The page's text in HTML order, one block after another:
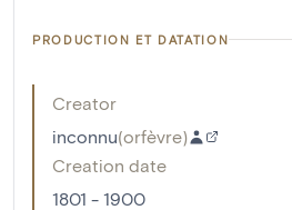
PRODUCTION ET DATATION
Creator
inconnu(orfèvre)
Creation date
1801 - 1900